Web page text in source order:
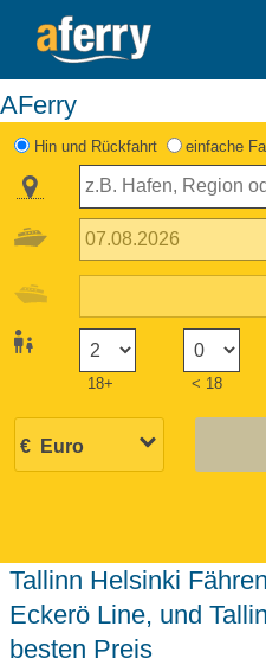
AFerry
Hin und Rückfahrt einfache
18+ < 18
Tallinn Helsinki Fähren mit Viking Line,
Eckerö Line, und
besten Preis